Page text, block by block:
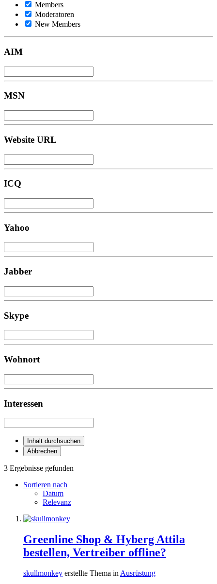
Members
Moderatoren
New Members
AIM
MSN
Website URL
ICQ
Yahoo
Jabber
Skype
Wohnort
Interessen
Inhalt durchsuchen
Abbrechen
3 Ergebnisse gefunden
Sortieren nach
Datum
Relevanz
Greenline Shop & Hyberg Attila
bestellen, Vertreiber offline?
skullmonkey erstellte Thema in Ausrüstung